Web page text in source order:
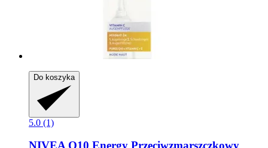
Do koszyka
5.0 (1)
NIVEA Q10 Energy Przeciwzmarszczkowy